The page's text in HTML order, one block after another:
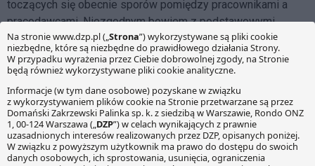
toczących się obecnie sporów pomiędzy pracownikami a
pracodawcami. Niezgodnym bowiem z podstawowymi
zasadami państwa prawa byłoby obciążanie pracodawców
kosztami spowodowanymide factoich działaniami
podejmowanymi w zaufaniu do organów Państwa i
tworzonego przez nie prawa. Taka regulacja pozwoliłaby na
uporządkowanie materii normującej podróże służbowe
pracowników-kierowców, co w końcowym rozrachunku
przyniosłoby korzyści dla wszystkich zainteresowanych
stron.